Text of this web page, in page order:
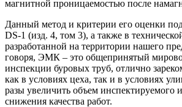
магнитной проницаемостью после
Данный метод и критерии его оценки
DS-1 (изд. 4, том 3), а также в
разработанной на территории нашего
говоря, ЭМК – это общепринятый
инспекции буровых труб, отлично
как в условиях цеха, так и в условиях
разы увеличить объем инспектируемого
снижения качества работ.